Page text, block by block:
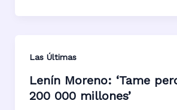
Las Últimas
Lenín Moreno: ‘Tame
200 000 millones’